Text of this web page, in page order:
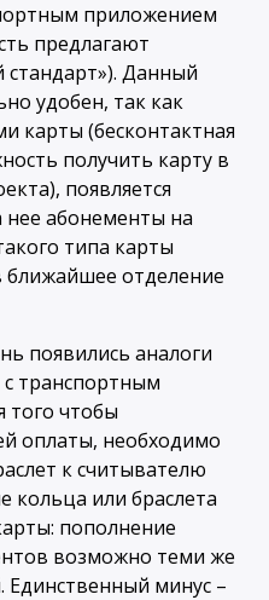
приложением
предлагают
стандарт»). Данный
удобен, так как
карты (бесконтактная
получить карту в
появляется
нее абонементы на
типа карты
ближайшее отделение
появились аналоги
транспортным
того чтобы
оплаты, необходимо
к считывателю
кольца или браслета
пополнение
возможно теми же
Единственный минус –